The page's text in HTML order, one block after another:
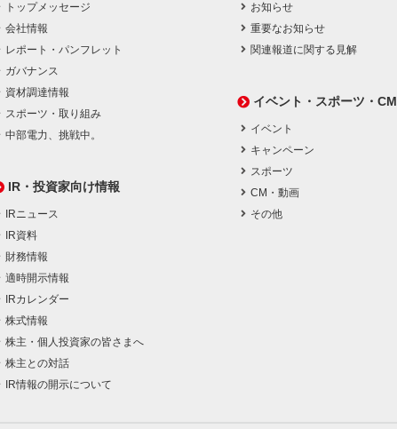
トップメッセージ
会社情報
レポート・パンフレット
ガバナンス
資材調達情報
スポーツ・取り組み
中部電力、挑戦中。
IR・投資家向け情報
IRニュース
IR資料
財務情報
適時開示情報
IRカレンダー
株式情報
株主・個人投資家の皆さまへ
株主との対話
IR情報の開示について
お知らせ
重要なお知らせ
関連報道に関する見解
イベント・スポーツ・CM
イベント
キャンペーン
スポーツ
CM・動画
その他